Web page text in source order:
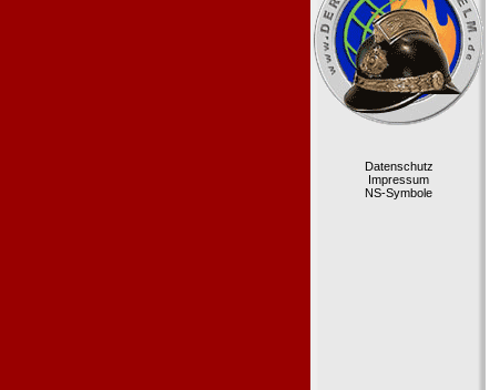
Datenschutz
Impressum
NS-Symbole